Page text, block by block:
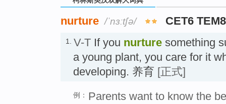
nurture /ˈnɜːtʃə/ CET6 TEM8
1. V-T If you nurture something
a young plant, you care for it
developing. 养育 [正式]
例： Parents want to know the